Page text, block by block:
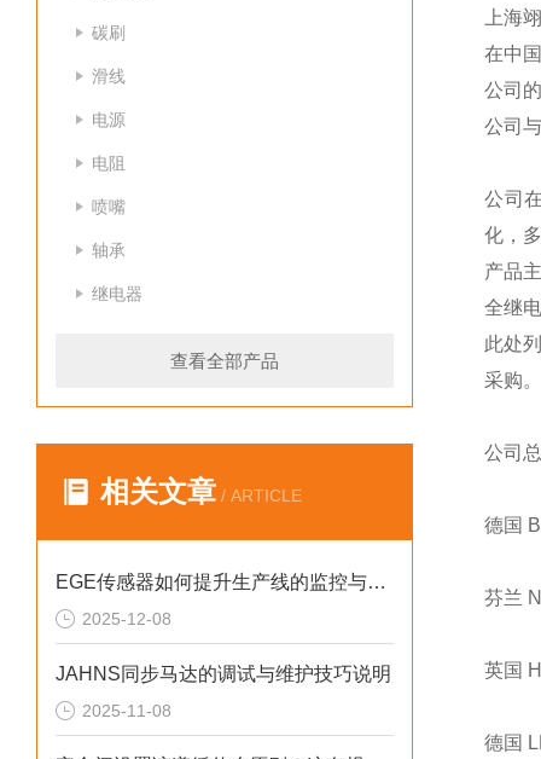
碳刷
滑线
电源
电阻
喷嘴
轴承
继电器
查看全部产品
相关文章 / ARTICLE
EGE传感器如何提升生产线的监控与管理效率？
2025-12-08
JAHNS同步马达的调试与维护技巧说明
2025-11-08
上海
在中
公司
公司
公司
化，
产品
全继
此处
采购。
公司
德国
芬兰
英国
德国